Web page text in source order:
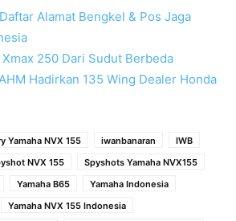
Alamat Bengkel & Pos Jaga
250 Dari Sudut Berbeda
Hadirkan 135 Wing Dealer Honda
Yamaha NVX 155 iwanbanaran
IWB
NVX 155
Spyshots Yamaha NVX155
Yamaha B65
Yamaha Indonesia
Yamaha NVX 155 Indonesia